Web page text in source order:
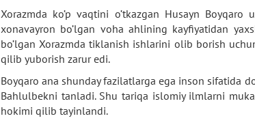
Xorazmda ko’p vaqtini o’tkazgan Husayn
xonavayron bo’lgan voha ahlining kayfiyatidan
bo’lgan Xorazmda tiklanish ishlarini olib borish
qilib yuborish zarur edi.
Boyqaro ana shunday fazilatlarga ega inson sifatida
Bahlulbekni tanladi. Shu tariqa islomiy ilmlarni
hokimi qilib tayinlandi.